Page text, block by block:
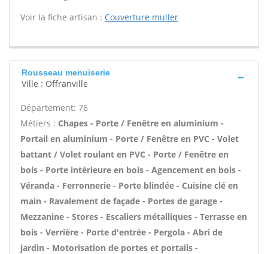
Voir la fiche artisan : Couverture muller
Rousseau menuiserie
Ville : Offranville
Département: 76
Métiers : Chapes - Porte / Fenêtre en aluminium -
Portail en aluminium - Porte / Fenêtre en PVC - Volet
battant / Volet roulant en PVC - Porte / Fenêtre en
bois - Porte intérieure en bois - Agencement en bois -
Véranda - Ferronnerie - Porte blindée - Cuisine clé en
main - Ravalement de façade - Portes de garage -
Mezzanine - Stores - Escaliers métalliques - Terrasse en
bois - Verrière - Porte d'entrée - Pergola - Abri de
jardin - Motorisation de portes et portails -